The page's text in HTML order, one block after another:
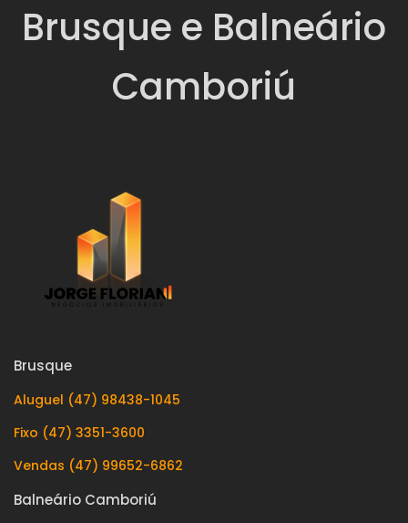
Brusque e Balneário
Camboriú
Brusque
Aluguel (47) 98438-1045
Fixo (47) 3351-3600
Vendas (47) 99652-6862
Balneário Camboriú